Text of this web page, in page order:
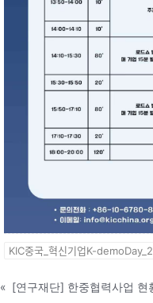
KIC중국_혁신기업K-
« [연구재단] 한중협력사업 현